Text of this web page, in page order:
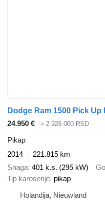
24.950 € ≈ 2.928.000 RSD
Pikap
2014
221.815 km
Snaga 401 k.s. (295 kW)
Tip karoserije pikap
Holandija, Nieuwland